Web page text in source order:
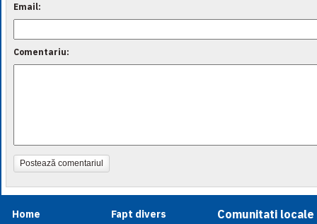
Email:
Comentariu:
Postează comentariul
Home
Fapt divers
Comunitati locale